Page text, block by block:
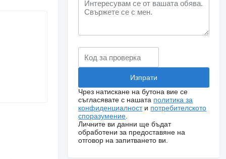
Чрез натискане на бутона вие се
съгласявате с нашата политика за
конфиденциалности потребителското
споразумение
Личните ви данни ще бъдат
обработени за предоставяне на
отговор на запитването ви.